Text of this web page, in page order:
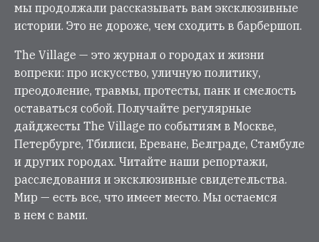
мы продолжали рассказывать вам эксклюзивные
истории. Это не дороже, чем сходить в барбершоп.
The Village — это журнал о городах и жизни
вопреки: про искусство, уличную политику,
преодоление, травмы, протесты, панк и смелость
оставаться собой. Получайте регулярные
дайджесты The Village по событиям в Москве,
Петербурге, Тбилиси, Ереване, Белграде, Стамбуле
и других городах. Читайте наши репортажи,
расследования и эксклюзивные свидетельства.
Мир — есть все, что имеет место. Мы остаемся
в нем с вами.